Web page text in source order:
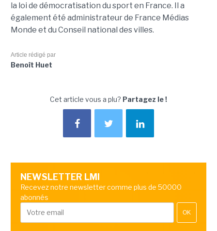
la loi de démocratisation du sport en France. Il a
également été administrateur de France Médias
Monde et du Conseil national des villes.
Article rédigé par
Benoît Huet
Cet article vous a plu? Partagez le !
NEWSLETTER LMI
Recevez notre newsletter comme plus de 50000
abonnés
OK